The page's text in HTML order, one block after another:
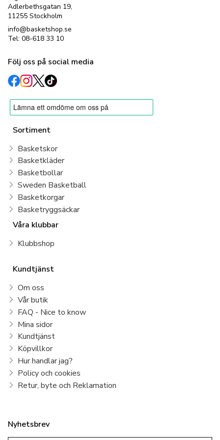
Adlerbethsgatan 19,
11255 Stockholm
info@basketshop.se
Tel: 08-618 33 10
Följ oss på social media
Sortiment
Basketskor
Basketkläder
Basketbollar
Sweden Basketball
Basketkorgar
Basketryggsäckar
Våra klubbar
Klubbshop
Kundtjänst
Om oss
Vår butik
FAQ - Nice to know
Mina sidor
Kundtjänst
Köpvillkor
Hur handlar jag?
Policy och cookies
Retur, byte och Reklamation
Nyhetsbrev